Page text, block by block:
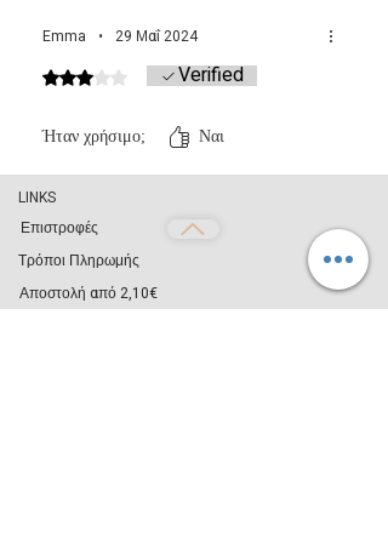
το wax melt να γίνει πάλι κρύο και να πήξει.
Emma • 29 Μαΐ 2024
Βαθμολογήθηκε με 3 από 5 αστέρια.
Verified
Ήταν χρήσιμο; Ναι
LINKS
Επιστροφές
Τρόποι Πληρωμής
Αποστολή από 2,10€